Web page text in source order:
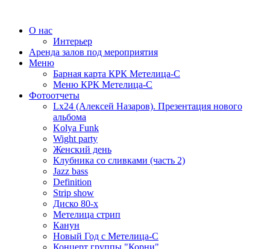
О нас
Интерьер
Аренда залов под мероприятия
Меню
Барная карта КРК Метелица-С
Меню КРК Метелица-С
Фотоотчеты
Lx24 (Алексей Назаров). Презентация нового
альбома
Kolya Funk
Wight party
Женский день
Клубника со сливками (часть 2)
Jazz bass
Definition
Strip show
Диско 80-х
Метелица стрип
Канун
Новый Год с Метелица-С
Концерт группы "Корни"